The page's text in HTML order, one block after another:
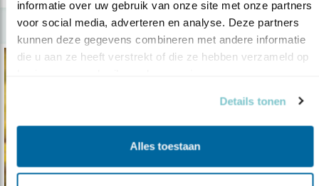
informatie over uw gebruik van onze site met onze partners
voor social media, adverteren en analyse. Deze partners
kunnen deze gegevens combineren met andere informatie
die u aan ze heeft verstrekt of die ze hebben verzameld op
Details tonen
Alles toestaan